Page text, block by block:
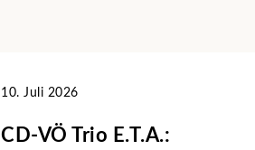
10. Juli 2026
CD-VÖ Trio E.T.A.: